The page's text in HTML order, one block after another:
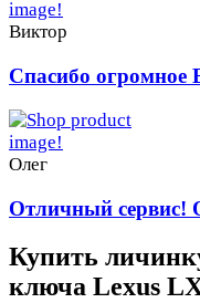
Виктор
Спасибо огромное
Олег
Отличный сервис!
Купить
ключа Lexus